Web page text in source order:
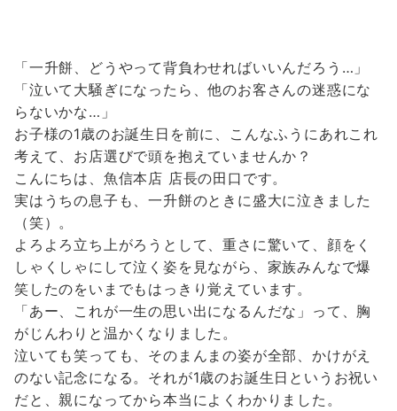
「一升餅、どうやって背負わせればいいんだろう…」
「泣いて大騒ぎになったら、他のお客さんの迷惑にな
らないかな…」
お子様の1歳のお誕生日を前に、こんなふうにあれこれ
考えて、お店選びで頭を抱えていませんか？
こんにちは、魚信本店 店長の田口です。
実はうちの息子も、一升餅のときに盛大に泣きました
（笑）。
よろよろ立ち上がろうとして、重さに驚いて、顔をく
しゃくしゃにして泣く姿を見ながら、家族みんなで爆
笑したのをいまでもはっきり覚えています。
「あー、これが一生の思い出になるんだな」って、胸
がじんわりと温かくなりました。
泣いても笑っても、そのまんまの姿が全部、かけがえ
のない記念になる。それが1歳のお誕生日というお祝い
だと、親になってから本当によくわかりました。